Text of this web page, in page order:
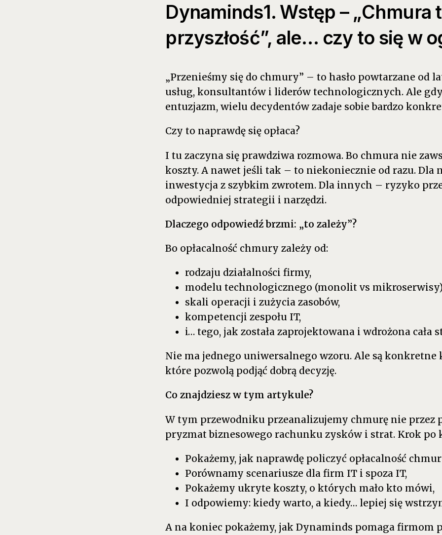
Dynaminds1. Wstęp – „Chmura
przyszłość”, ale… czy to się w
„Przenieśmy się do chmury” – to hasło powtarzane od
usług, konsultantów i liderów technologicznych. Ale
entuzjazm, wielu decydentów zadaje sobie bardzo
Czy to naprawdę się opłaca?
I tu zaczyna się prawdziwa rozmowa. Bo chmura nie
koszty. A nawet jeśli tak – to niekoniecznie od razu.
inwestycja z szybkim zwrotem. Dla innych – ryzyko
odpowiedniej strategii i narzędzi.
Dlaczego odpowiedź brzmi: „to zależy”?
Bo opłacalność chmury zależy od:
rodzaju działalności firmy,
modelu technologicznego (monolit vs
skali operacji i zużycia zasobów,
kompetencji zespołu IT,
i… tego, jak została zaprojektowana i wdrożona cała
Nie ma jednego uniwersalnego wzoru. Ale są
które pozwolą podjąć dobrą decyzję.
Co znajdziesz w tym artykule?
W tym przewodniku przeanalizujemy chmurę nie przez
pryzmat biznesowego rachunku zysków i strat. Krok po
Pokażemy, jak naprawdę policzyć opłacalność
Porównamy scenariusze dla firm IT i spoza IT,
Pokażemy ukryte koszty, o których mało kto mówi,
I odpowiemy: kiedy warto, a kiedy… lepiej się
A na koniec pokażemy, jak Dynaminds pomaga firmom